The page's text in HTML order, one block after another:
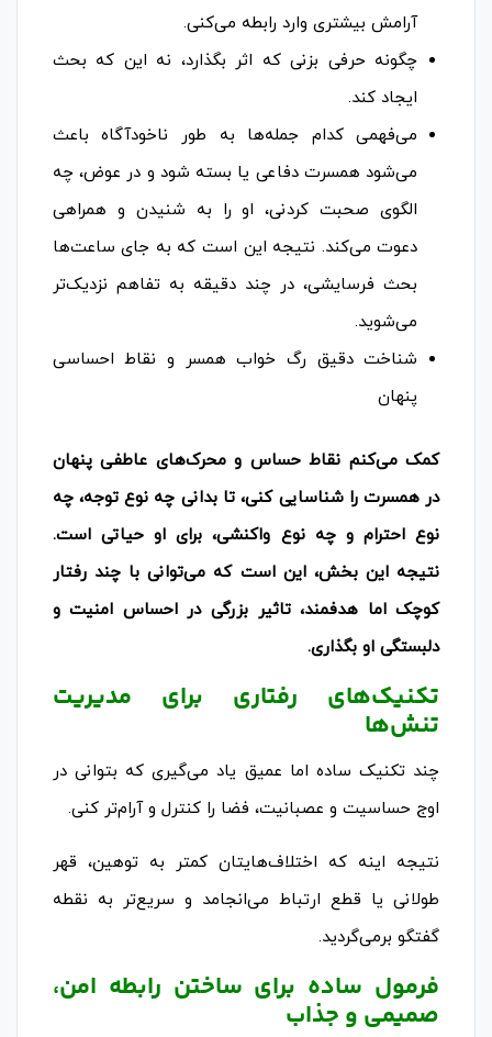
آرامش بیشتری وارد رابطه می‌کنی.
چگونه حرفی بزنی که اثر بگذارد، نه این که بحث
ایجاد کند.
می‌فهمی کدام جمله‌ها به طور ناخودآگاه باعث
می‌شود همسرت دفاعی یا بسته شود و در عوض، چه
الگوی صحبت کردنی، او را به شنیدن و همراهی
دعوت می‌کند. نتیجه این است که به جای ساعت‌ها
بحث فرسایشی، در چند دقیقه به تفاهم نزدیک‌تر
می‌شوید.
شناخت دقیق رگ خواب همسر و نقاط احساسی
پنهان
کمک می‌کنم نقاط حساس و محرک‌های عاطفی پنهان
در همسرت را شناسایی کنی، تا بدانی چه نوع توجه، چه
نوع احترام و چه نوع واکنشی، برای او حیاتی است.
نتیجه این بخش، این است که می‌توانی با چند رفتار
کوچک اما هدفمند، تاثیر بزرگی در احساس امنیت و
دلبستگی او بگذاری.
تکنیک‌های رفتاری برای مدیریت
تنش‌ها
چند تکنیک ساده اما عمیق یاد می‌گیری که بتوانی در
اوج حساسیت و عصبانیت، فضا را کنترل و آرام‌تر کنی.
نتیجه اینه که اختلاف‌هایتان کمتر به توهین، قهر
طولانی یا قطع ارتباط می‌انجامد و سریع‌تر به نقطه
گفتگو برمی‌گردید.
فرمول ساده برای ساختن رابطه امن،
صمیمی و جذاب